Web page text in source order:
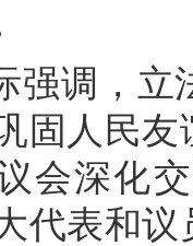
强调，立
固人民
会深化
代表和